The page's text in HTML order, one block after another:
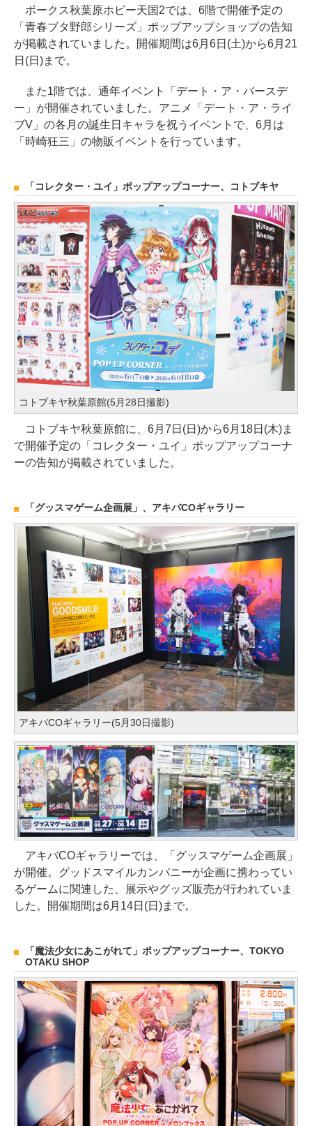
ボークス秋葉原ホビー天国2では、6階で開催予定の
「青春ブタ野郎シリーズ」ポップアップショップの告知
が掲載されていました。開催期間は6月6日(土)から6月21
日(日)まで。
また1階では、通年イベント「デート・ア・バースデ
ー」が開催されていました。アニメ「デート・ア・ライ
ブV」の各月の誕生日キャラを祝うイベントで、6月は
「時崎狂三」の物販イベントを行っています。
「コレクター・ユイ」ポップアップコーナー、コトブキヤ
コトブキヤ秋葉原館(5月28日撮影)
コトブキヤ秋葉原館に、6月7日(日)から6月18日(木)ま
で開催予定の「コレクター・ユイ」ポップアップコーナ
ーの告知が掲載されていました。
「グッスマゲーム企画展」、アキバCOギャラリー
アキバCOギャラリー(5月30日撮影)
アキバCOギャラリーでは、「グッスマゲーム企画展」
が開催。グッドスマイルカンパニーが企画に携わってい
るゲームに関連した、展示やグッズ販売が行われていま
した。開催期間は6月14日(日)まで。
「魔法少女にあこがれて」ポップアップコーナー、TOKYO
OTAKU SHOP